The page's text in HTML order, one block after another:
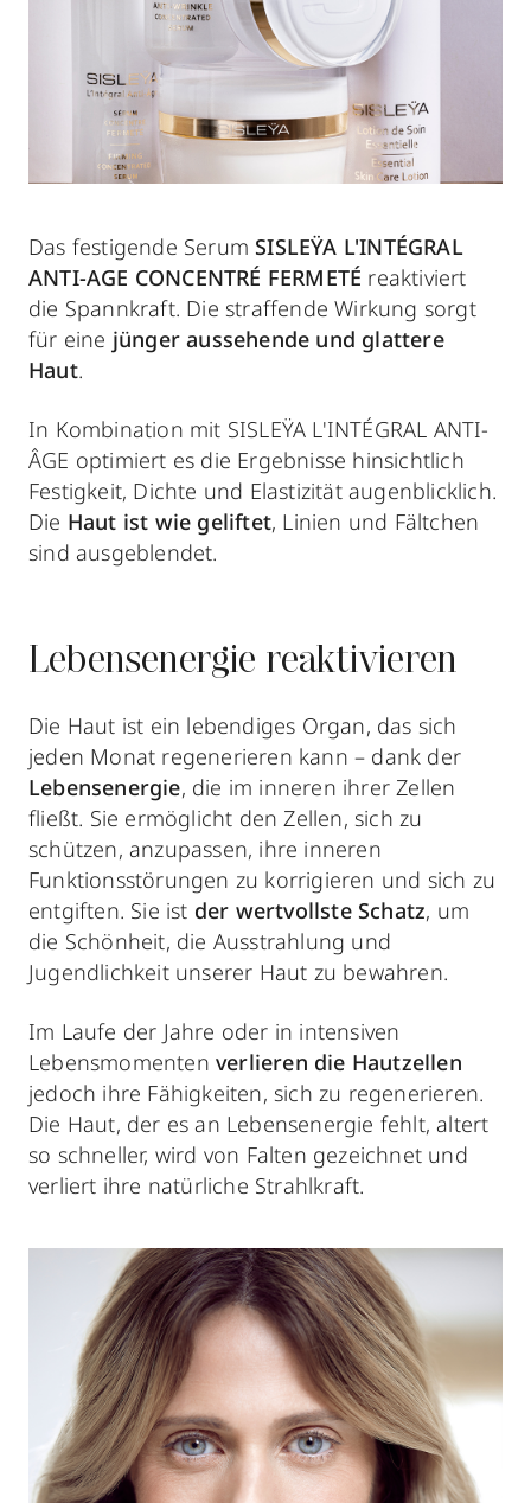
Das festigende Serum SISLEŸA L'INTÉGRAL
ANTI-AGE CONCENTRÉ FERMETÉ reaktiviert
die Spannkraft. Die straffende Wirkung sorgt
für eine jünger aussehende und glattere
Haut.
In Kombination mit SISLEŸA L'INTÉGRAL ANTI-
ÂGE optimiert es die Ergebnisse hinsichtlich
Festigkeit, Dichte und Elastizität augenblicklich.
Die Haut ist wie geliftet, Linien und Fältchen
sind ausgeblendet.
Lebensenergie reaktivieren
Die Haut ist ein lebendiges Organ, das sich
jeden Monat regenerieren kann – dank der
Lebensenergie, die im inneren ihrer Zellen
fließt. Sie ermöglicht den Zellen, sich zu
schützen, anzupassen, ihre inneren
Funktionsstörungen zu korrigieren und sich zu
entgiften. Sie ist der wertvollste Schatz, um
die Schönheit, die Ausstrahlung und
Jugendlichkeit unserer Haut zu bewahren.
Im Laufe der Jahre oder in intensiven
Lebensmomenten verlieren die Hautzellen
jedoch ihre Fähigkeiten, sich zu regenerieren.
Die Haut, der es an Lebensenergie fehlt, altert
so schneller, wird von Falten gezeichnet und
verliert ihre natürliche Strahlkraft.